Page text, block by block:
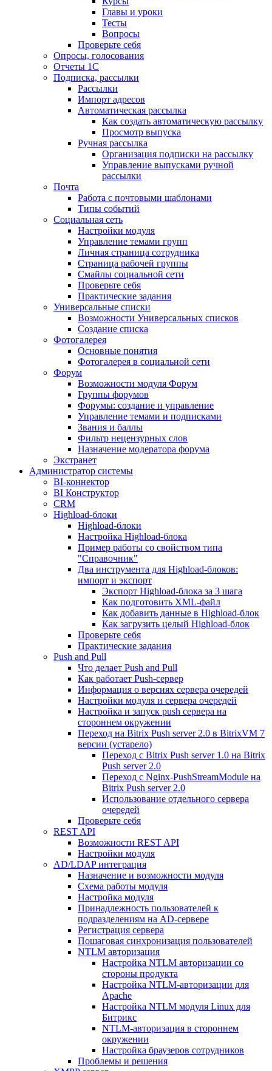
Главы и уроки
Тесты
Вопросы
Проверьте себя
Опросы, голосования
Отчеты 1С
Подписка, рассылки
Рассылки
Импорт адресов
Автоматическая рассылка
Как создать автоматическую рассылку
Просмотр выпуска
Ручная рассылка
Организация подписки на рассылку
Управление выпусками ручной
рассылки
Почта
Работа с почтовыми шаблонами
Типы событий
Социальная сеть
Настройки модуля
Управление темами групп
Личная страница сотрудника
Страница рабочей группы
Смайлы социальной сети
Проверьте себя
Практические задания
Универсальные списки
Возможности Универсальных списков
Создание списка
Фотогалерея
Основные понятия
Фотогалерея в социальной сети
Форум
Возможности модуля Форум
Группы форумов
Форумы: создание и управление
Управление темами и подписками
Звания и баллы
Фильтр нецензурных слов
Назначение модератора форума
Экстранет
Администратор системы
BI-коннектор
BI Конструктор
CRM
Highload-блоки
Highload-блоки
Настройка Highload-блока
Пример работы со свойством типа
"Справочник"
Два инструмента для Highload-блоков:
импорт и экспорт
Экспорт Highload-блока за 3 шага
Как подготовить XML-файл
Как добавить данные в Highload-блок
Как загрузить целый Highload-блок
Проверьте себя
Практические задания
Push and Pull
Что делает Push and Pull
Как работает Push-сервер
Информация о версиях сервера очередей
Настройки модуля и сервера очередей
Настройка и запуск push сервера на
стороннем окружении
Переход на Bitrix Push server 2.0 в BitrixVM 7
версии (устарело)
Переход с Bitrix Push server 1.0 на Bitrix
Push server 2.0
Переход с Nginx-PushStreamModule на
Bitrix Push server 2.0
Использование отдельного сервера
очередей
Проверьте себя
REST API
Возможности REST API
Настройки модуля
AD/LDAP интеграция
Назначение и возможности модуля
Схема работы модуля
Настройка модуля
Принадлежность пользователей к
подразделениям на AD-сервере
Регистрация сервера
Пошаговая синхронизация пользователей
NTLM авторизация
Настройка NTLM авторизации со
стороны продукта
Настройка NTLM-авторизации для
Apache
Настройка NTLM модуля Linux для
Битрикс
NTLM-авторизация в стороннем
окружении
Настройка браузеров сотрудников
Проблемы и решения